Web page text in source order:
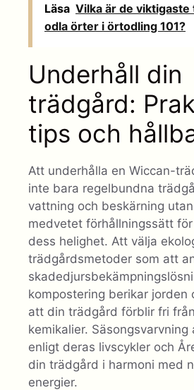
Läsa Vilka är de
odla örter i örtodling 101?
Underhåll din
trädgård:
tips och
Att underhålla en Wiccan-
inte bara regelbundna
vattning och beskärning
medvetet förhållningssätt
dess helighet. Att välja
trädgårdsmetoder som att
kompostering berikar jorden
att din trädgård förblir fri
kemikalier. Säsongsvarvning
enligt deras livscykler och
din trädgård i harmoni med
energier.